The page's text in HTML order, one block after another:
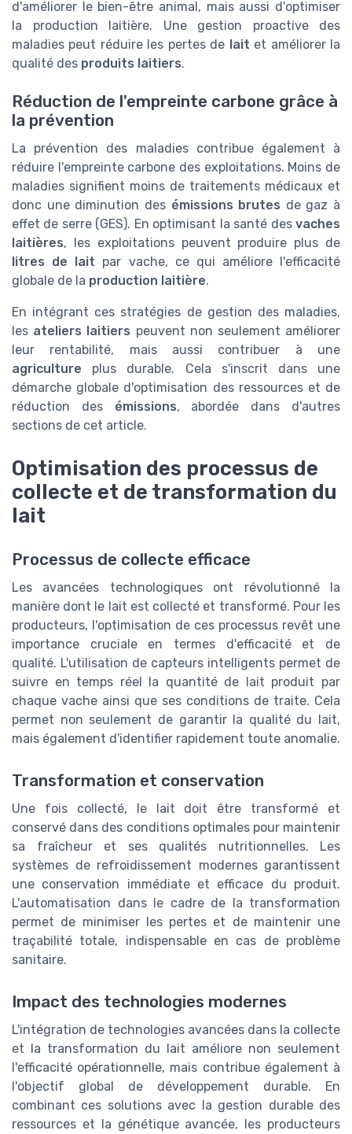
d'améliorer le bien-être animal, mais aussi d'optimiser
la production laitière. Une gestion proactive des
maladies peut réduire les pertes de lait et améliorer la
qualité des produits laitiers.
Réduction de l'empreinte carbone grâce à
la prévention
La prévention des maladies contribue également à
réduire l'empreinte carbone des exploitations. Moins de
maladies signifient moins de traitements médicaux et
donc une diminution des émissions brutes de gaz à
effet de serre (GES). En optimisant la santé des vaches
laitières, les exploitations peuvent produire plus de
litres de lait par vache, ce qui améliore l'efficacité
globale de la production laitière.
En intégrant ces stratégies de gestion des maladies,
les ateliers laitiers peuvent non seulement améliorer
leur rentabilité, mais aussi contribuer à une
agriculture plus durable. Cela s'inscrit dans une
démarche globale d'optimisation des ressources et de
réduction des émissions, abordée dans d'autres
sections de cet article.
Optimisation des processus de
collecte et de transformation du
lait
Processus de collecte efficace
Les avancées technologiques ont révolutionné la
manière dont le lait est collecté et transformé. Pour les
producteurs, l'optimisation de ces processus revêt une
importance cruciale en termes d'efficacité et de
qualité. L'utilisation de capteurs intelligents permet de
suivre en temps réel la quantité de lait produit par
chaque vache ainsi que ses conditions de traite. Cela
permet non seulement de garantir la qualité du lait,
mais également d'identifier rapidement toute anomalie.
Transformation et conservation
Une fois collecté, le lait doit être transformé et
conservé dans des conditions optimales pour maintenir
sa fraîcheur et ses qualités nutritionnelles. Les
systèmes de refroidissement modernes garantissent
une conservation immédiate et efficace du produit.
L'automatisation dans le cadre de la transformation
permet de minimiser les pertes et de maintenir une
traçabilité totale, indispensable en cas de problème
sanitaire.
Impact des technologies modernes
L'intégration de technologies avancées dans la collecte
et la transformation du lait améliore non seulement
l'efficacité opérationnelle, mais contribue également à
l'objectif global de développement durable. En
combinant ces solutions avec la gestion durable des
ressources et la génétique avancée, les producteurs